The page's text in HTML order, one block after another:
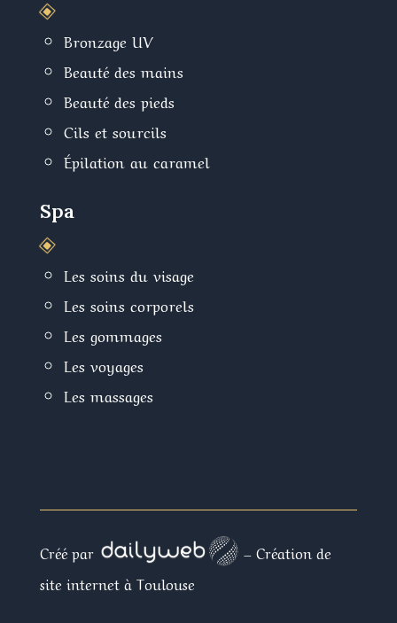
W
Bronzage UV
Beauté des mains
Beauté des pieds
Cils et sourcils
Épilation au caramel
Spa
W
Les soins du visage
Les soins corporels
Les gommages
Les voyages
Les massages
Créé par
– Création de
site internet à Toulouse